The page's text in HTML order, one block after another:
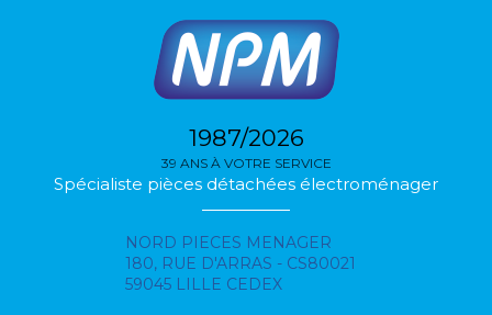
1987/2026
39 ANS À VOTRE SERVICE
Spécialiste pièces détachées électroménager
NORD PIECES MENAGER
180, RUE D'ARRAS - CS80021
59045 LILLE CEDEX